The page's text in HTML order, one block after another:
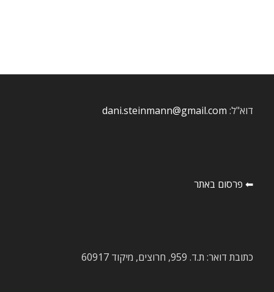
דוא"ל: dani.steinmann@gmail.com
⬅ פרסום באתר
כתובת דואר: ת.ד. 959, חרוצים, מיקוד 60917